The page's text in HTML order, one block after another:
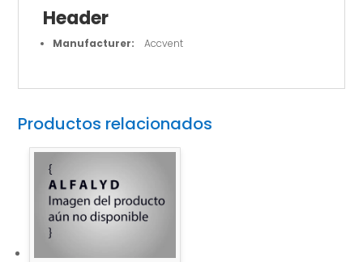
Header
Manufacturer: Accvent
Productos relacionados